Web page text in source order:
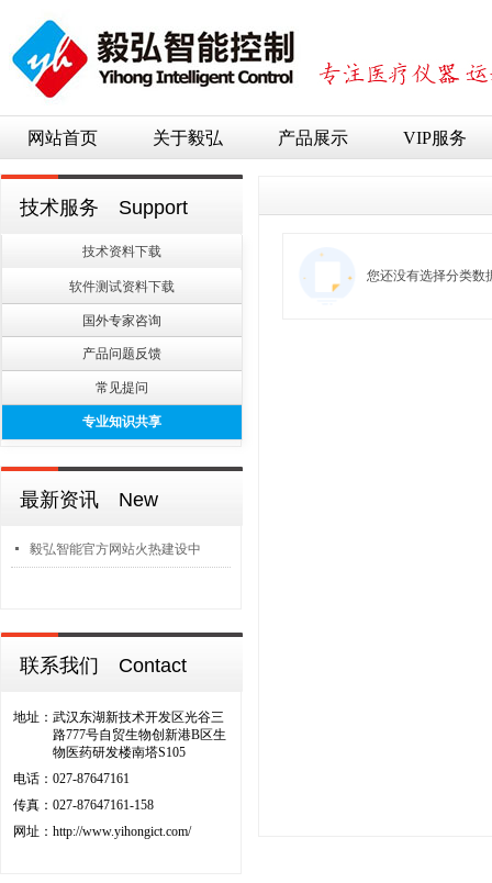
网站首页 关于毅弘 产品展示 VIP服务
您还没有选择分类数
技术服务 Support
软件测试资料下载
国外专家咨询
产品问题反馈
常见提问
专业知识共享
最新资讯 New
넷 毅弘智能官方网站火热建设中
联系我们 Contact
地址： 武汉东湖新技术开发区光谷三
路777号自贸生物创新港B区生
物医药研发楼南塔S105
电话： 027-87647161
传真： 027-87647161-158
网址： http://www.yihongict.com/
技术资料下载
软件测试资料下载